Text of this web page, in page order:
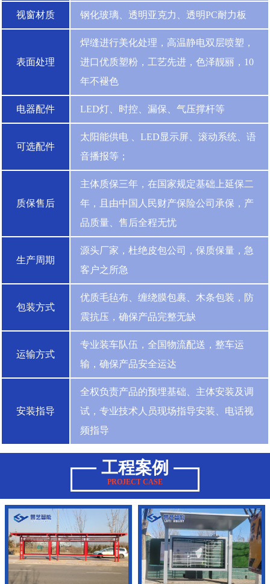
视窗材质 钢化玻璃、透明亚克力、透明PC耐力板
表面处理
焊缝进行美化处理，高温静电双层喷塑，
进口优质塑粉，工艺先进，色泽靓丽，10
年不褪色
电器配件 LED灯、时控、漏保、气压撑杆等
可选配件
太阳能供电 、LED显示屏、滚动系统、语
音播报等；
质保售后
主体质保三年，在国家规定基础上延保二
年，且由中国人民财产保险公司承保，产
品质量、售后全程无忧
生产周期
源头厂家，杜绝皮包公司，保质保量，急
客户之所急
包装方式
优质毛毡布、缠绕膜包裹、木条包装，防
震抗压，确保产品完整无缺
运输方式
专业装车队伍，全国物流配送，整车运
输，确保产品安全运达
安装指导
全权负责产品的预埋基础、主体安装及调
试，专业技术人员现场指导安装、电话视
频指导
工程案例
PROJECT CASE